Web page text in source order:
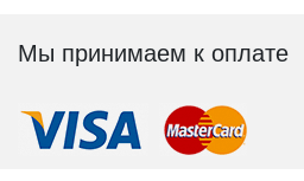
Мы принимаем к оплате